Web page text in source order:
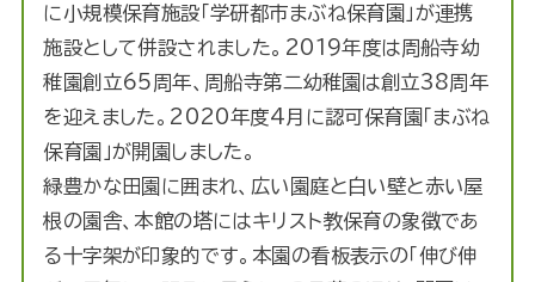
に小規模保育施設「学研都市まぶね保育園」が連携
施設として併設されました。2019年度は周船寺幼
稚園創立65周年、周船寺第二幼稚園は創立38周年
を迎えました。2020年度4月に認可保育園「まぶね
保育園」が開園しました。
緑豊かな田園に囲まれ、広い園庭と白い壁と赤い屋
根の園舎、本館の塔にはキリスト教保育の象徴であ
る十字架が印象的です。本園の看板表示の「伸び伸